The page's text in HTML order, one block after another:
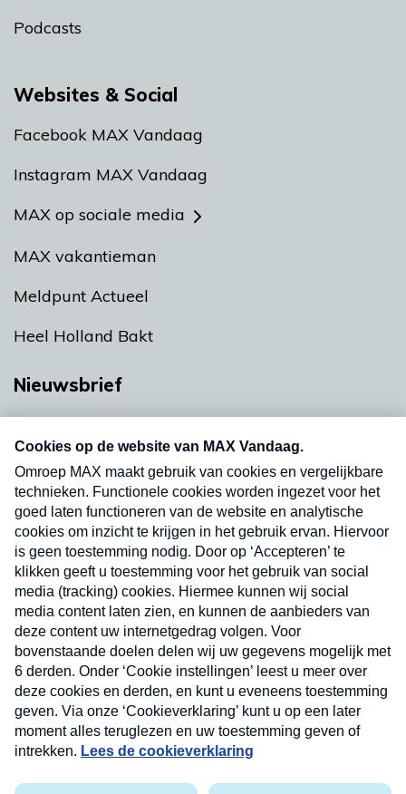
Podcasts
Websites & Social
Facebook MAX Vandaag
Instagram MAX Vandaag
MAX op sociale media
MAX vakantieman
Meldpunt Actueel
Heel Holland Bakt
Nieuwsbrief
nieuwsbrief. Elke vrijdag- en dinsdagochtend in
uw mailbox.
Verzend
Nieuwsbrief
Neem hier een gratis abonnement op onze
nieuwsbrief. Elke vrijdag- en dinsdagochtend in uw